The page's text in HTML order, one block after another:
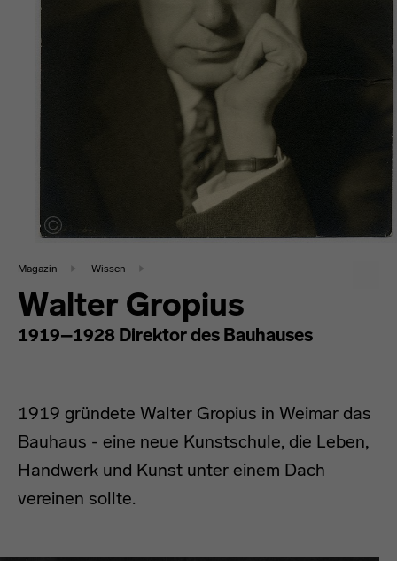
Magazin Wissen
Walter Gropius
1919–1928 Direktor des Bauhauses
1919 gründete Walter Gropius in Weimar das
Bauhaus - eine neue Kunstschule, die Leben,
Handwerk und Kunst unter einem Dach
vereinen sollte.